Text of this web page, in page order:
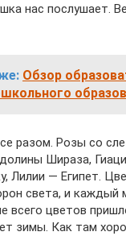
нас послушает.
Обзор
разом. Розы со
Шираза,
Лилии — Египет.
света, и каждый
всего цветов
зимы. Как там